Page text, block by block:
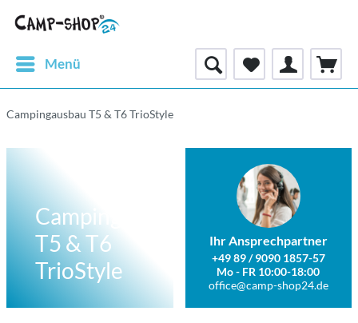
Menü
Campingausbau T5 & T6 TrioStyle
Campingausbau
T5 & T6
TrioStyle
Ihr Ansprechpartner
+49 89 / 9090 1857-57
Mo - FR 10:00-18:00
office@camp-shop24.de